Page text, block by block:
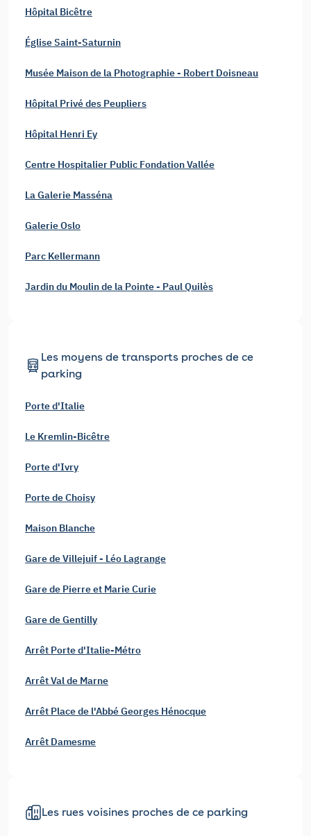
Hôpital Bicêtre
Église Saint-Saturnin
Musée Maison de la Photographie - Robert Doisneau
Hôpital Privé des Peupliers
Hôpital Henri Ey
Centre Hospitalier Public Fondation Vallée
La Galerie Masséna
Galerie Oslo
Parc Kellermann
Jardin du Moulin de la Pointe - Paul Quilès
Les moyens de transports proches de ce
parking
Porte d'Italie
Le Kremlin-Bicêtre
Porte d'Ivry
Porte de Choisy
Maison Blanche
Gare de Villejuif - Léo Lagrange
Gare de Pierre et Marie Curie
Gare de Gentilly
Arrêt Porte d'Italie-Métro
Arrêt Val de Marne
Arrêt Place de l'Abbé Georges Hénocque
Arrêt Damesme
Les rues voisines proches de ce parking